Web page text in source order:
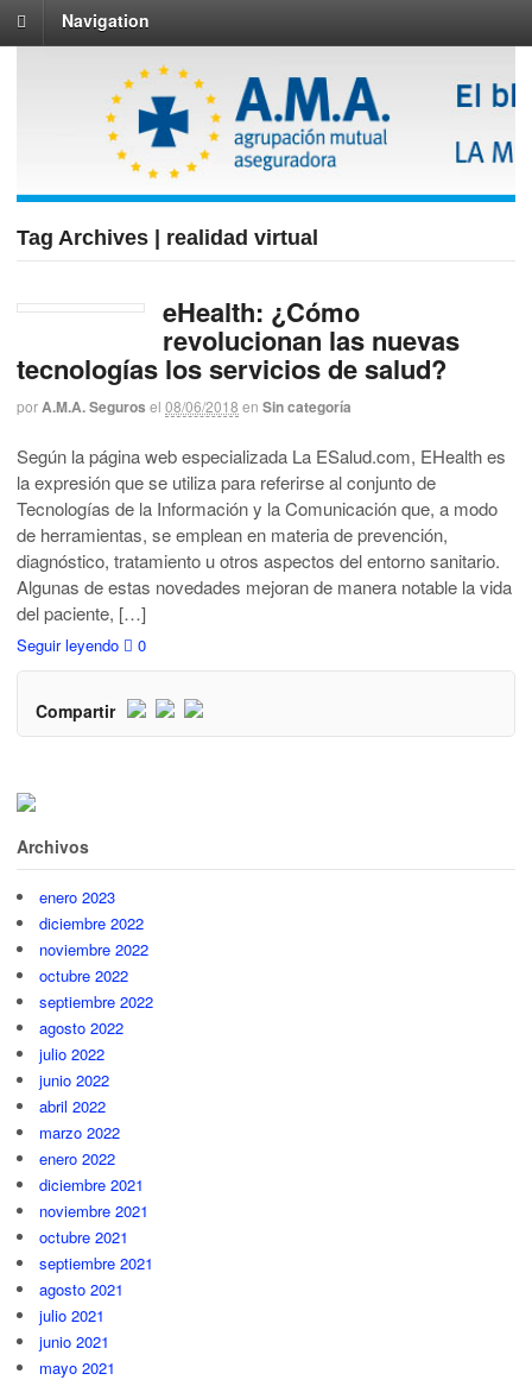
Navigation
Tag Archives | realidad virtual
eHealth: ¿Cómo
revolucionan las nuevas
tecnologías los servicios de salud?
porA.M.A. Seguros el 08/06/2018 en Sin categoría
Según la página web especializada La ESalud.com, EHealth es
la expresión que se utiliza para referirse al conjunto de
Tecnologías de la Información y la Comunicación que, a modo
de herramientas, se emplean en materia de prevención,
diagnóstico, tratamiento u otros aspectos del entorno sanitario.
Algunas de estas novedades mejoran de manera notable la vida
del paciente, […]
Seguir leyendo 0
Compartir
Archivos
enero 2023
diciembre 2022
noviembre 2022
octubre 2022
septiembre 2022
agosto 2022
julio 2022
junio 2022
abril 2022
marzo 2022
enero 2022
diciembre 2021
noviembre 2021
octubre 2021
septiembre 2021
agosto 2021
julio 2021
junio 2021
mayo 2021